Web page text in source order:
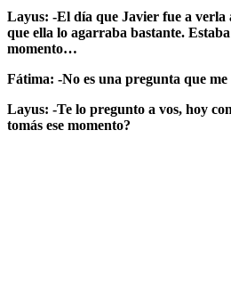
Layus: -El día que Javier fue a verla
que ella lo agarraba bastante.
momento…
Fátima: -No es una pregunta que
Layus: -Te lo pregunto a vos, hoy
tomás ese momento?